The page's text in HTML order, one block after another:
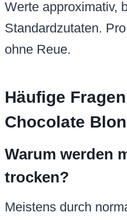
gebräunter – sie
im Ofen verdampft.
kein Kühlen macht’s
braun), kühle Teig 30
Mitte wabbelt.
Vegetarisch/
Vegetarisch? Schon